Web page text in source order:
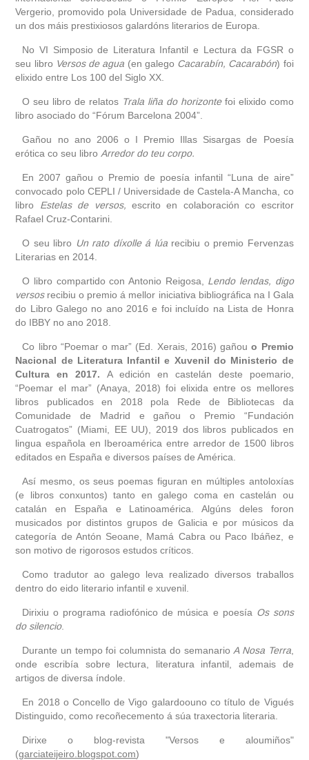
Vergerio, promovido pola Universidade de Padua, considerado
un dos máis prestixiosos galardóns literarios de Europa.
No VI Simposio de Literatura Infantil e Lectura da FGSR o
seu libro Versos de agua (en galego Cacarabín, Cacarabón) foi
elixido entre Los 100 del Siglo XX.
O seu libro de relatos Trala liña do horizontefoi elixido como
libro asociado do “Fórum Barcelona 2004”.
Gañou no ano 2006 o I Premio Illas Sisargas de Poesía
erótica co seu libro Arredor do teu corpo.
En 2007 gañou o Premio de poesía infantil “Luna de aire”
convocado polo CEPLI / Universidade de Castela-A Mancha, co
libro Estelas de versos, escrito en colaboración co escritor
Rafael Cruz-Contarini.
O seu libro Un rato díxolle á lúarecibiu o premio Fervenzas
Literarias en 2014.
O libro compartido con Antonio Reigosa, Lendo lendas, digo
versos recibiu o premio á mellor iniciativa bibliográfica na I Gala
do Libro Galego no ano 2016 e foi incluído na Lista de Honra
do IBBY no ano 2018.
Co libro “Poemar o mar” (Ed. Xerais, 2016) gañouo Premio
Nacional de Literatura Infantil e Xuvenil do Ministerio de
Cultura en 2017.A edición en castelán deste poemario,
“Poemar el mar” (Anaya, 2018) foi elixida entre os mellores
libros publicados en 2018 pola Rede de Bibliotecas da
Comunidade de Madrid e gañou o Premio “Fundación
Cuatrogatos” (Miami, EE UU), 2019 dos libros publicados en
lingua española en Iberoamérica entre arredor de 1500 libros
editados en España e diversos países de América.
Así mesmo, os seus poemas figuran en múltiples antoloxías
(e libros conxuntos) tanto en galego coma en castelán ou
catalán en España e Latinoamérica. Algúns deles foron
musicados por distintos grupos de Galicia e por músicos da
categoría de Antón Seoane, Mamá Cabra ou Paco Ibáñez, e
son motivo de rigorosos estudos críticos.
Como tradutor ao galego leva realizado diversos traballos
dentro do eido literario infantil e xuvenil.
Dirixiu o programa radiofónico de música e poesía Os sons
do silencio.
Durante un tempo foi columnista do semanario A Nosa Terra,
onde escribía sobre lectura, literatura infantil, ademais de
artigos de diversa índole.
En 2018 o Concello de Vigo galardoouno co título de Vigués
Distinguido, como recoñecemento á súa traxectoria literaria.
Dirixe o blog-revista "Versos e aloumiños"
(garciateijeiro.blogspot.com)